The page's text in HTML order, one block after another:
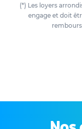
(*) Les loyers
engage et doit